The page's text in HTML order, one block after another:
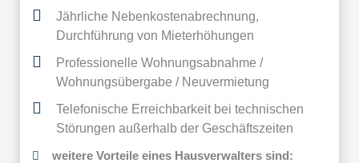
Jährliche Nebenkostenabrechnung,
Durchführung von Mieterhöhungen
Professionelle Wohnungsabnahme /
Wohnungsübergabe / Neuvermietung
Telefonische Erreichbarkeit bei technischen
Störungen außerhalb der Geschäftszeiten
weitere Vorteile eines Hausverwalters sind: